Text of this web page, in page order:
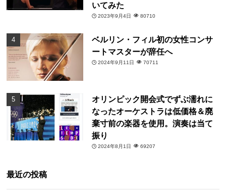
いてみた
2023年9月4日 80710
ベルリン・フィル初の女性コンサ
ートマスターが辞任へ
2024年9月11日 70711
オリンピック開会式でずぶ濡れに
なったオーケストラは低価格＆廃
棄寸前の楽器を使用。演奏は当て
振り
2024年8月1日 69207
最近の投稿